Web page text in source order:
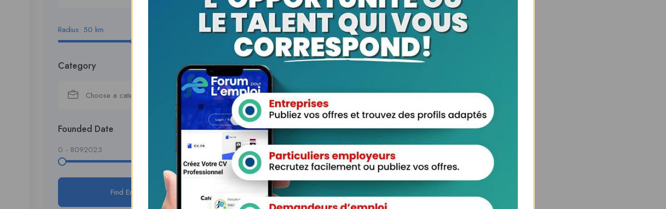
Radius: 50 km
Category
Choose a category…
Founded Date
0 - 8092023
Find Employers